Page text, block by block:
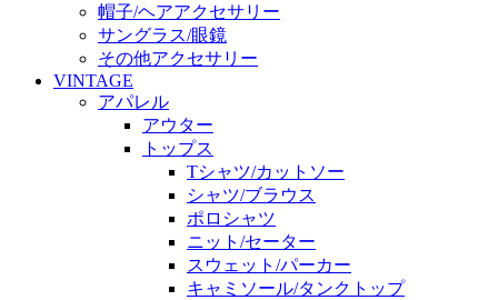
帽子/ヘアアクセサリー
サングラス/眼鏡
その他アクセサリー
VINTAGE
アパレル
アウター
トップス
Tシャツ/カットソー
シャツ/ブラウス
ポロシャツ
ニット/セーター
スウェット/パーカー
キャミソール/タンクトップ